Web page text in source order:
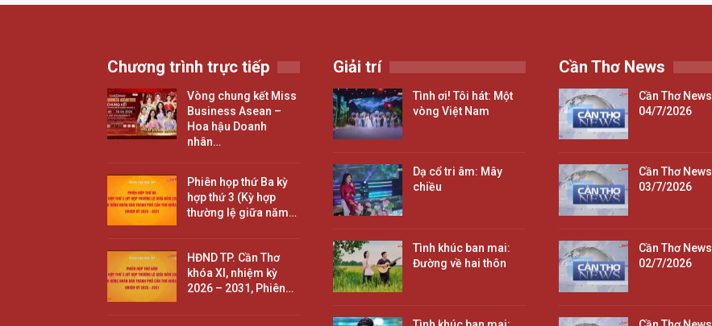
Chương trình trực tiếp
Vòng chung kết Miss
Business Asean –
Hoa hậu Doanh
nhân…
Phiên họp thứ Ba kỳ
hợp thứ 3 (Kỳ hợp
thường lệ giữa năm…
HĐND TP. Cần Thơ
khóa XI, nhiệm kỳ
2026 – 2031, Phiên…
Giải trí
Tình ơi! Tôi hát: Một
vòng Việt Nam
Dạ cổ tri âm: Mây
chiều
Tình khúc ban mai:
Đường về hai thôn
Cần Thơ News
Cần Thơ News |
04/7/2026
Cần Thơ News |
03/7/2026
Cần Thơ News |
02/7/2026